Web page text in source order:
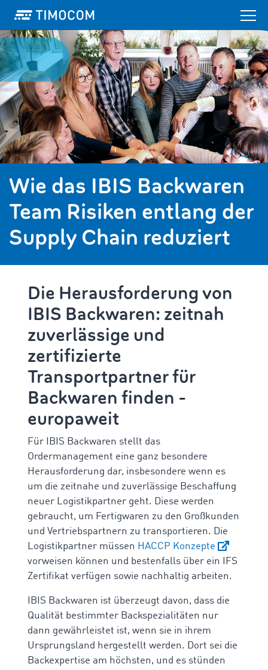
Wie das IBIS Backwaren
Team Risiken entlang der
Supply Chain reduziert
Die Herausforderung von
IBIS Backwaren: zeitnah
zuverlässige und
zertifizierte
Transportpartner für
Backwaren finden -
europaweit
Für IBIS Backwaren stellt das
Ordermanagement eine ganz besondere
Herausforderung dar, insbesondere wenn es
um die zeitnahe und zuverlässige Beschaffung
neuer Logistikpartner geht. Diese werden
gebraucht, um Fertigwaren zu den Großkunden
und Vertriebspartnern zu transportieren. Die
Logistikpartner müssen HACCP Konzepte
vorweisen können und bestenfalls über ein IFS
Zertifikat verfügen sowie nachhaltig arbeiten.
IBIS Backwaren ist überzeugt davon, dass die
Qualität bestimmter Backspezialitäten nur
dann gewährleistet ist, wenn sie in ihrem
Ursprungsland hergestellt werden. Dort sei die
Backexpertise am höchsten, und es stünden